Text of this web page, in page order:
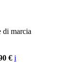
di marcia
€ i